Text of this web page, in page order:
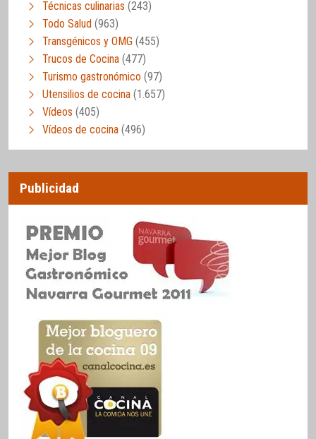
Técnicas culinarias (243)
Todo Salud (963)
Transgénicos y OMG (455)
Trucos de Cocina (477)
Turismo gastronómico (97)
Utensilios de cocina (1.657)
Vídeos (405)
Vídeos de cocina (496)
Publicidad